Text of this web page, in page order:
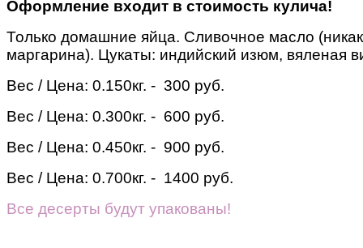
Оформление входит в стоимость кулича!
Только домашние яйца. Сливочное масло
маргарина). Цукаты: индийский изюм, вяленая
Вес / Цена: 0.150кг. - 300 руб.
Вес / Цена: 0.300кг. - 600 руб.
Вес / Цена: 0.450кг. - 900 руб.
Вес / Цена: 0.700кг. - 1400 руб.
Все десерты будут упакованы!